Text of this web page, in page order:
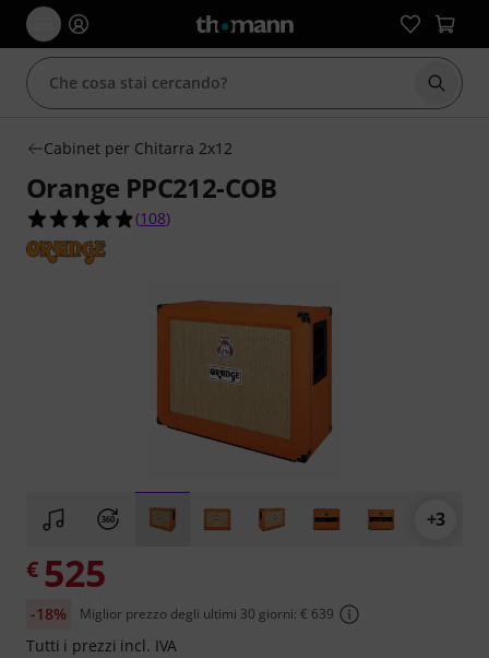
Cabinet per Chitarra 2x12
Orange PPC212-COB
4.8 su 5 stelle su 108 valutazioni dei clienti
(108)
+3
€ 525
-18% Miglior prezzo degli ultimi 30 giorni: € 639
Tutti i prezzi incl. IVA